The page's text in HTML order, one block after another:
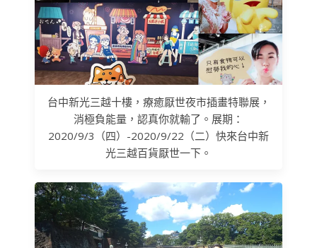
台中新光三越十樓，療癒厭世夜市插畫特聯展，
消極負能量，認真你就輸了。展期：
2020/9/3（四）-2020/9/22（二）快來台中新
光三越百貨厭世一下。